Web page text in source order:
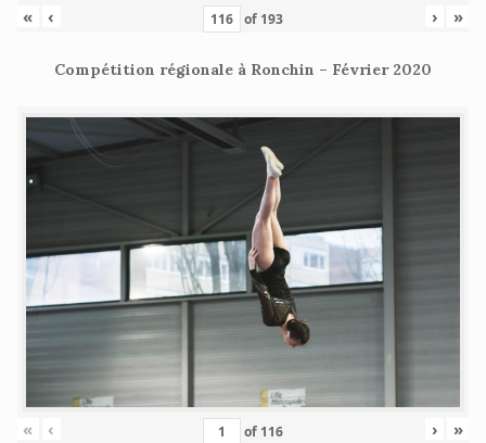
« ‹ of 193 › »
Compétition régionale à Ronchin – Février 2020
« ‹ of 116 › »